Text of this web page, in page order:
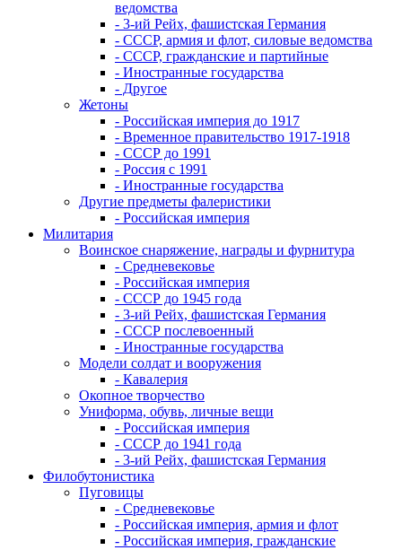
ведомства
- 3-ий Рейх, фашистская Германия
- СССР, армия и флот, силовые ведомства
- СССР, гражданские и партийные
- Иностранные государства
- Другое
Жетоны
- Российская империя до 1917
- Временное правительство 1917-1918
- СССР до 1991
- Россия с 1991
- Иностранные государства
Другие предметы фалеристики
- Российская империя
Милитария
Воинское снаряжение, награды и фурнитура
- Средневековье
- Российская империя
- СССР до 1945 года
- 3-ий Рейх, фашистская Германия
- СССР послевоенный
- Иностранные государства
Модели солдат и вооружения
- Кавалерия
Окопное творчество
Униформа, обувь, личные вещи
- Российская империя
- СССР до 1941 года
- 3-ий Рейх, фашистская Германия
Филобутонистика
Пуговицы
- Средневековье
- Российская империя, армия и флот
- Российская империя, гражданские